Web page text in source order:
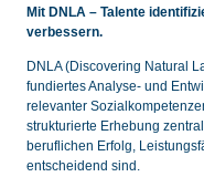
Mit DNLA – Talente
verbessern.
DNLA (Discovering Natural
fundiertes Analyse- und
relevanter
strukturierte Erhebung
beruflichen Erfolg,
entscheidend sind.